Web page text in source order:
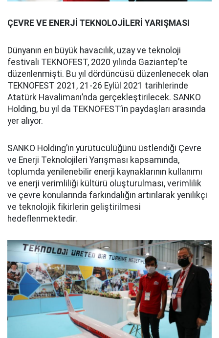
ÇEVRE VE ENERJİ TEKNOLOJİLERİ YARIŞMASI
Dünyanın en büyük havacılık, uzay ve teknoloji
festivali TEKNOFEST, 2020 yılında Gaziantep’te
düzenlenmişti. Bu yıl dördüncüsü düzenlenecek olan
TEKNOFEST 2021, 21-26 Eylül 2021 tarihlerinde
Atatürk Havalimanı’nda gerçekleştirilecek. SANKO
Holding, bu yıl da TEKNOFEST’in paydaşları arasında
yer alıyor.
SANKO Holding’in yürütücülüğünü üstlendiği Çevre
ve Enerji Teknolojileri Yarışması kapsamında,
toplumda yenilenebilir enerji kaynaklarının kullanımı
ve enerji verimliliği kültürü oluşturulması, verimlilik
ve çevre konularında farkındalığın artırılarak yenilikçi
ve teknolojik fikirlerin geliştirilmesi
hedeflenmektedir.